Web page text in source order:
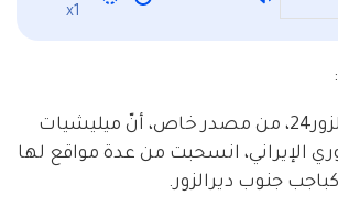
x1
علمت شبكة ديرالزور24، من مصدر خاص، أنّ ميليشيات
الإيراني، انسحبت من عدة مواقع لها
جنوب ديرالزور.